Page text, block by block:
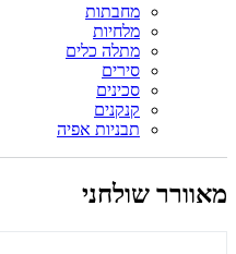
מחבתות
מלחיות
מתלה כלים
סירים
סכינים
קנקנים
תבניות אפיה
מאוורר שולחני